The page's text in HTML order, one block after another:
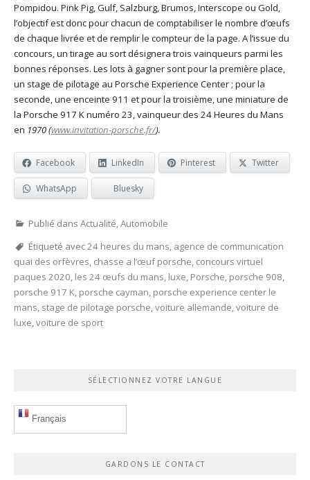
Pompidou. Pink Pig, Gulf, Salzburg, Brumos, Interscope ou Gold,
l’objectif est donc pour chacun de comptabiliser le nombre d’œufs
de chaque livrée et de remplir le compteur de la page. A l’issue du
concours, un tirage au sort désignera trois vainqueurs parmi les
bonnes réponses. Les lots à gagner sont pour la première place,
un stage de pilotage au Porsche Experience Center ; pour la
seconde, une enceinte 911 et pour la troisième, une miniature de
la Porsche 917 K numéro 23, vainqueur des 24 Heures du Mans
en 1970 (www.invitation-porsche.fr/).
Facebook LinkedIn Pinterest Twitter
WhatsApp Bluesky
Publié dans Actualité,Automobile
Étiqueté avec24 heures du mans, agence de communication
quai des orfèvres, chasse a l’œuf porsche, concours virtuel
paques 2020, les 24 œufs du mans, luxe, Porsche, porsche 908,
porsche 917 K, porsche cayman, porsche experience center le
mans, stage de pilotage porsche,voiture allemande,voiture de
luxe,voiture de sport
SÉLECTIONNEZ VOTRE LANGUE
Français
GARDONS LE CONTACT